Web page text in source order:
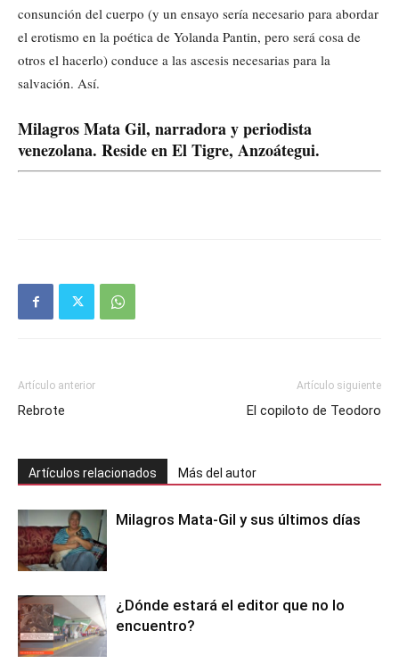
consunción del cuerpo (y un ensayo sería necesario para abordar
el erotismo en la poética de Yolanda Pantin, pero será cosa de
otros el hacerlo) conduce a las ascesis necesarias para la
salvación. Así.
Milagros Mata Gil, narradora y periodista
venezolana. Reside en El Tigre, Anzoátegui.
Artículo anterior
Rebrote
Artículo siguiente
El copiloto de Teodoro
Artículos relacionados Más del autor
Milagros Mata-Gil y sus últimos días
¿Dónde estará el editor que no lo
encuentro?